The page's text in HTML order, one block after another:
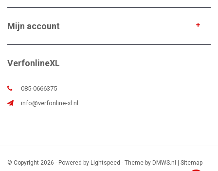
Mijn account
VerfonlineXL
085-0666375
info@verfonline-xl.nl
© Copyright 2026 - Powered by Lightspeed - Theme by DMWS.nl | Sitemap